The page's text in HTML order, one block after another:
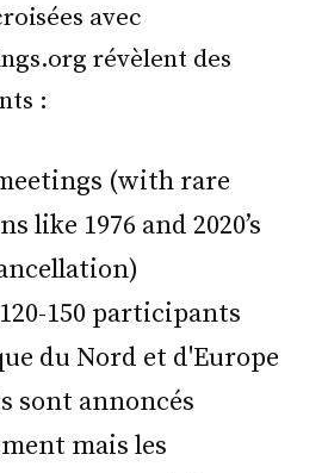
avec
révèlent des
:
(with rare
like 1976 and 2020’s
150 participants
du Nord et d'Europe
sont annoncés
mais les